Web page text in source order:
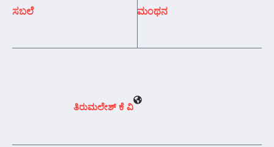
ಸಬಲೆ ಮಂಥನ
ತಿರುಮಲೇಶ್ ಕೆ ವಿ